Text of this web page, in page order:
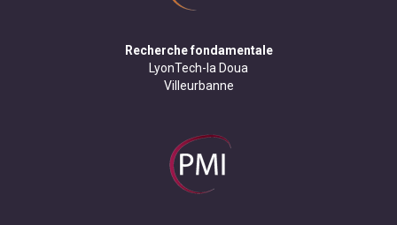
Recherche fondamentale
LyonTech-la Doua
Villeurbanne